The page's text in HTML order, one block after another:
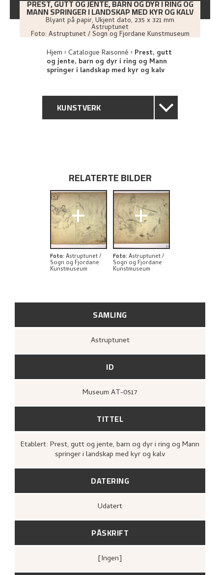
PREST, GUTT OG JENTE, BARN OG DYR I RING OG
MANN SPRINGER I LANDSKAP MED KYR OG KALV
Blyant på papir, Ukjent dato, 235 x 321 mm
Astruptunet
Foto:Astruptunet / Sogn og Fjordane Kunstmuseum
Hjem Catalogue Raisonné Prest, gutt
og jente, barn og dyr i ring og Mann
springer i landskap med kyr og kalv
KUNSTVERK
PROVENIENS
RELATERTE KUNSTVERK
UTFORSK
SAMLING
Astruptunet
ID
Museum AT-0517
TITTEL
Etablert: Prest, gutt og jente, barn og dyr i ring og Mann
springer i landskap med kyr og kalv
DATERING
Udatert
PÅSKRIFT
[ingen]
RELATERTE BILDER
+
Foto: Astruptunet /
Sogn og Fjordane
Kunstmuseum
+
Foto: Astruptunet /
Sogn og Fjordane
Kunstmuseum